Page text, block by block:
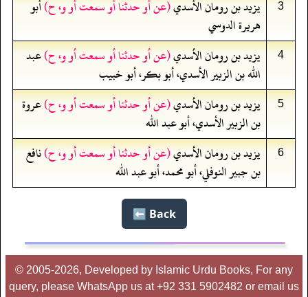
3 يزيد بن رومان الأسدي(عن أو حدثنا أو سمعت أو و، ح)أبو
هريرة الدوسي
4 يزيد بن رومان الأسدي(عن أو حدثنا أو سمعت أو و، ح)عبد
الله بن الزبير الأسدي، أبو بكر، أبو خبيب
5 يزيد بن رومان الأسدي(عن أو حدثنا أو سمعت أو و، ح)عروة
بن الزبير الأسدي، أبو عبد الله
6 يزيد بن رومان الأسدي(عن أو حدثنا أو سمعت أو و، ح)نافع
بن جبير النوفلي، أبو محمد، أبو عبد الله
Back ⬅️
© 2005-2026, Developed by Islamic Urdu Books, For any
query, please WhatsApp us at +92 331 5902482 or email us